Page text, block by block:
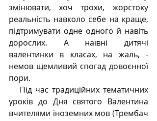
змінювати, хоч трохи, жорстоку
реальність навколо себе на краще,
підтримувати одне одного й навіть
дорослих. А наївні дитячі
валентинки в класах, на жаль, -
немов щемливий спогад довоєнної
пори.
Під час традиційних тематичних
уроків до Дня святого Валентина
вчителями іноземних мов (Трембач